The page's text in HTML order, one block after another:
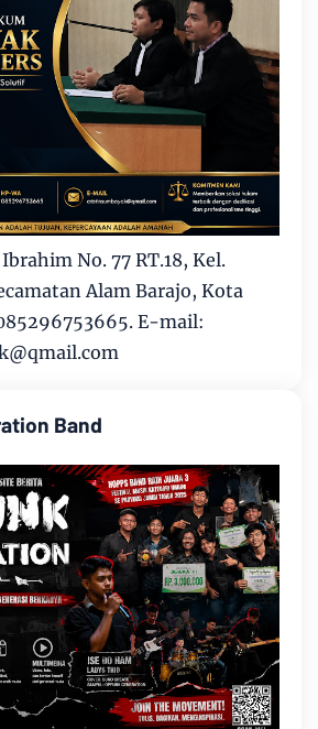
No. 77 RT.18, Kel.
Alam Barajo, Kota
E-mail:
Band